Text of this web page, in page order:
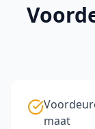
maat